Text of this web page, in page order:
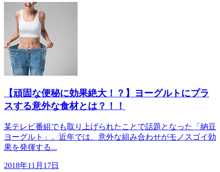
【頑固な便秘に効果絶大！？】ヨーグルトにプラ
スする意外な食材とは？！！
某テレビ番組でも取り上げられたことで話題となった「納豆
ヨーグルト」。近年では、意外な組み合わせがモノスゴイ効
果を発揮する...
2018年11月17日